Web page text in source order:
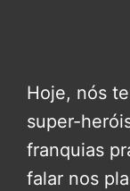
Hoje, nós
super-
franquias
falar nos